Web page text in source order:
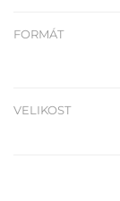
FORMÁT
VELIKOST